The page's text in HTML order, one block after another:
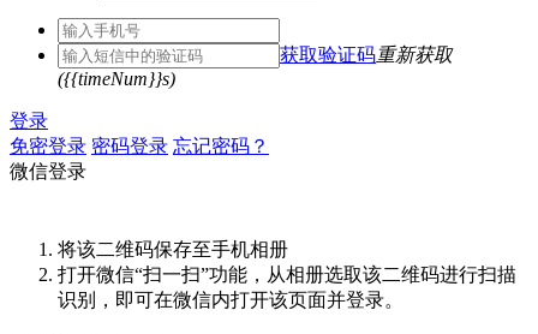
获取验证码重新获取
({{timeNum}}s)
登录
免密登录 密码登录 忘记密码？
微信登录
将该二维码保存至手机相册
打开微信“扫一扫”功能，从相册选取该二维码进行扫描
识别，即可在微信内打开该页面并登录。